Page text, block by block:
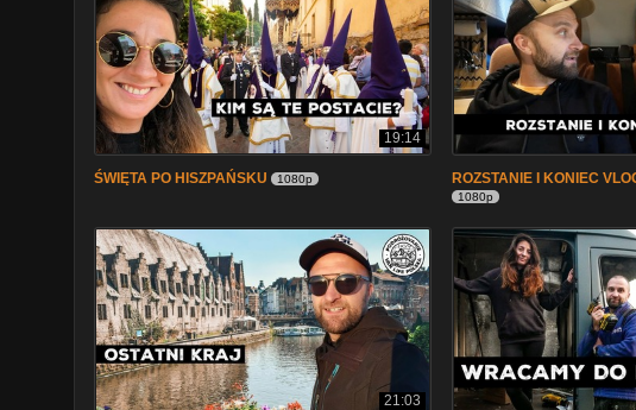
19:14
ŚWIĘTA PO HISZPAŃSKU 1080p ROZSTANIE I KONIEC
1080p
21:03